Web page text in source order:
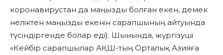
коронавирустан да маңызды болған екен, демек
неліктен маңызды екенін сарапшының айтуында
түсіндіргенде болар еді). Шынында, жүргізуші
«Кейбір сарапшылар АҚШ-тың Орталық Азияға